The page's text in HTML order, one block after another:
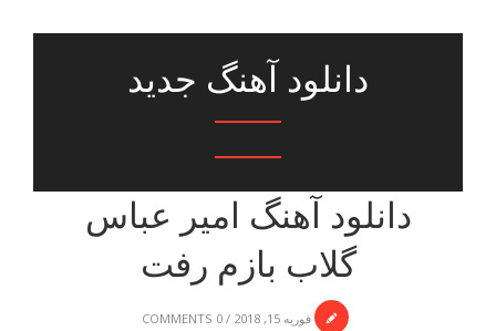
دانلود آهنگ جدید
دانلود آهنگ امیر عباس
گلاب بازم رفت
فوریه 15, 2018 /
0 COMMENTS